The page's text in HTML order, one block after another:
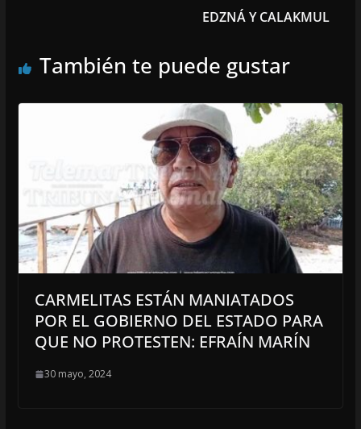
EDZNÁ Y CALAKMUL
También te puede gustar
CARMELITAS ESTÁN MANIATADOS
POR EL GOBIERNO DEL ESTADO PARA
QUE NO PROTESTEN: EFRAÍN MARÍN
30 mayo, 2024